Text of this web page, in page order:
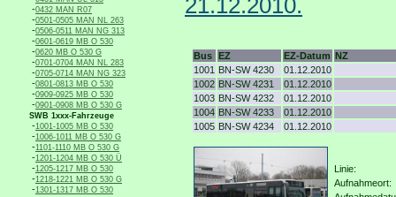
-0432 MAN R07
-0501-0505 MAN NL 263
-0506-0511 MAN NG 313
-0601-0619 MB O 530
-0620 MB O 530 G
-0701-0704 MAN NL 283
-0705-0714 MAN NG 323
-0801-0813 MB O 530
-0909-0925 MB O 530
-0901-0908 MB O 530 G
SWB 1xxx-Fahrzeuge
-1001-1005 MB O 530
-1006-1011 MB O 530 G
-1101-1110 MB O 530 G
-1201-1204 MB O 530 Ü
-1205-1217 MB O 530
-1218-1221 MB O 530 G
-1301-1317 MB O 530
21.12.2010.
Bus EZ EZ-Datum NZ
1001 BN-SW 4230
01.12.2010
1002 BN-SW 4231
01.12.2010
1003 BN-SW 4232
01.12.2010
1004 BN-SW 4233
01.12.2010
1005 BN-SW 4234 01.12.2010
Linie:
Aufnahmeort: